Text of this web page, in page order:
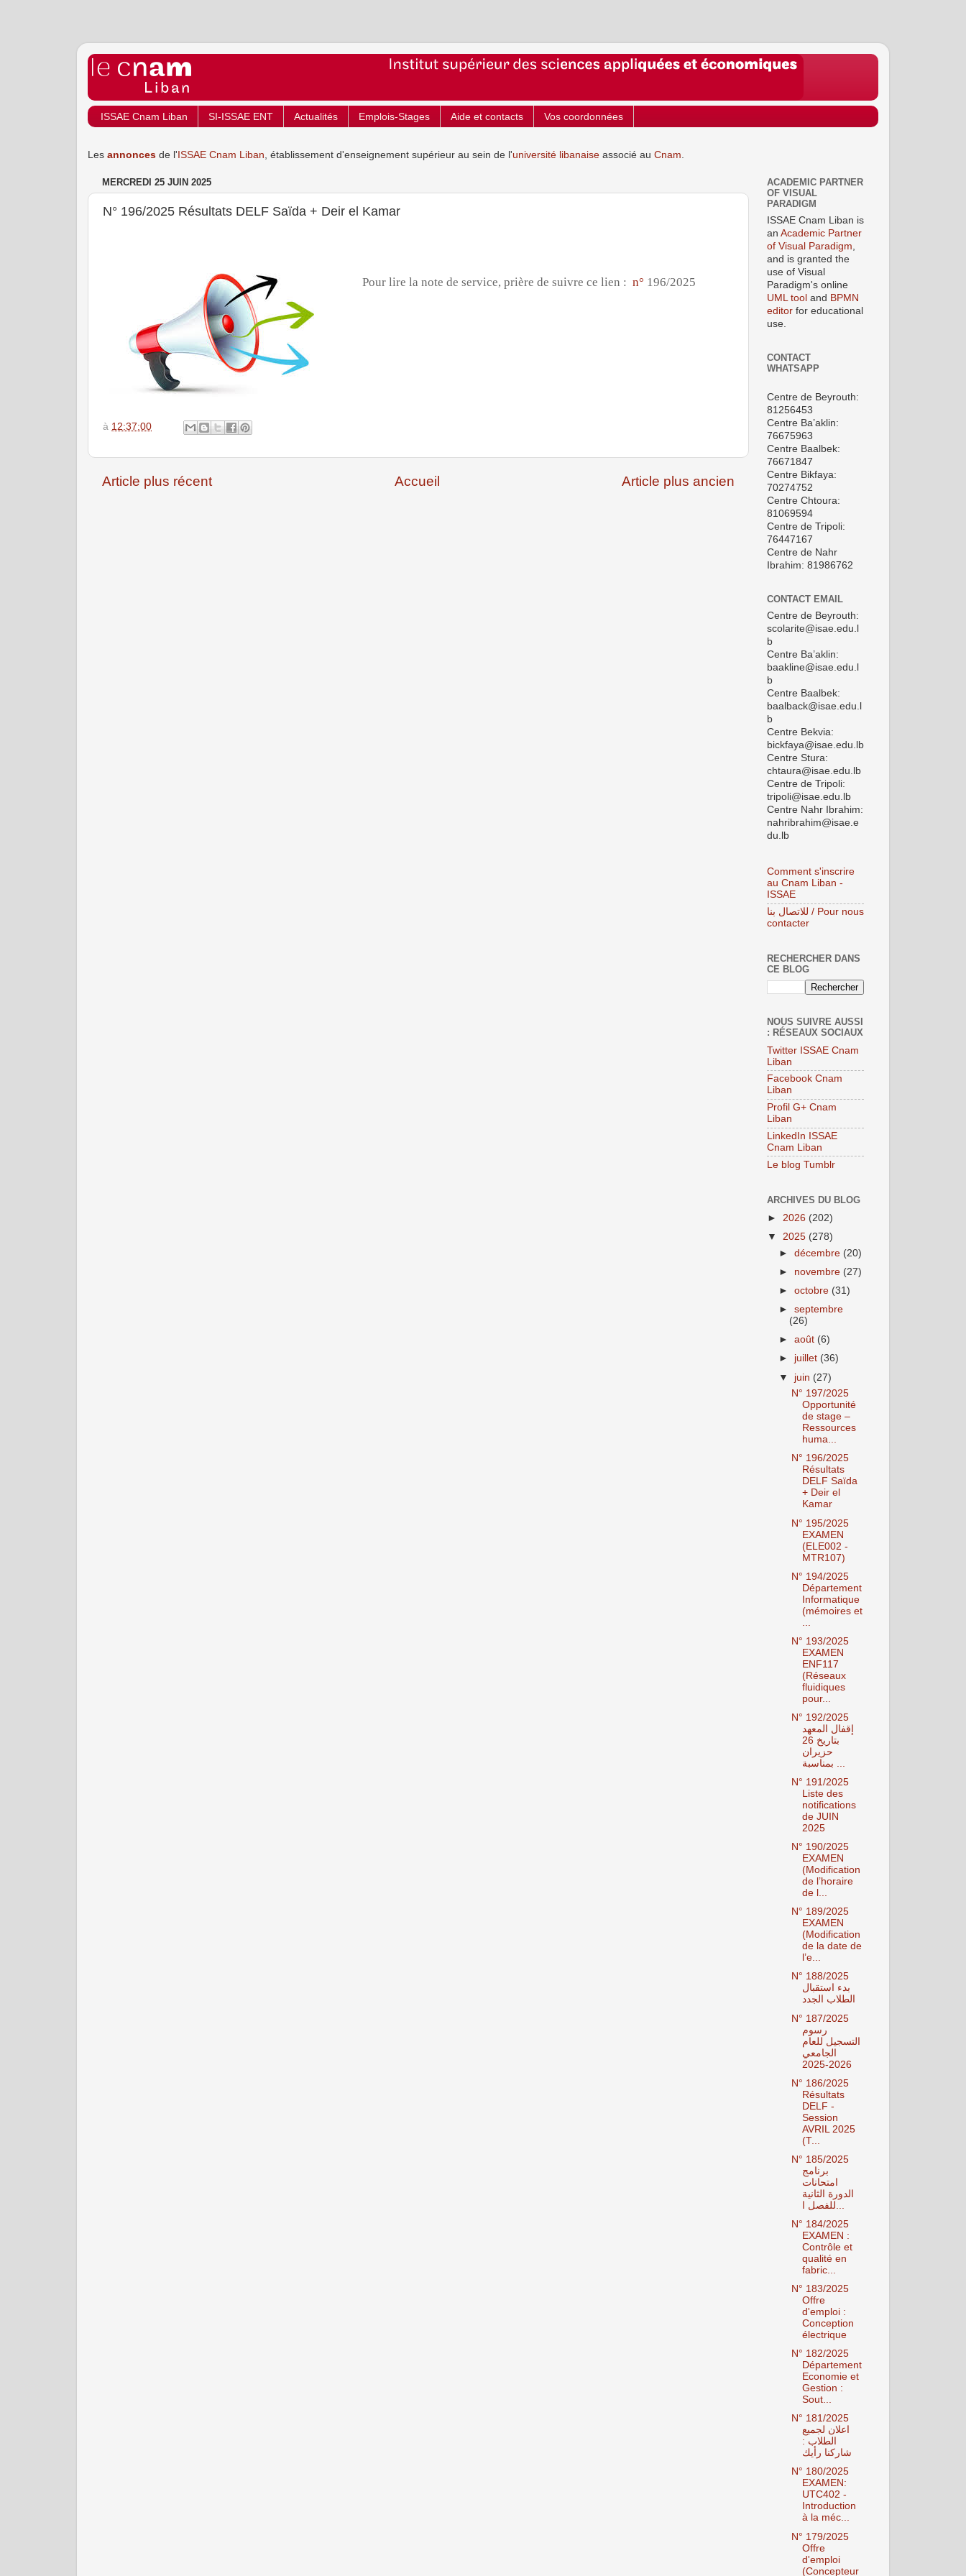
ISSAE Cnam Liban SI-ISSAE ENT Actualités Emplois-Stages Aide et contacts Vos coordonnées
Les annonces de l' ISSAE Cnam Liban , établissement d'enseignement supérieur au sein de l'université libanaise associé au Cnam
MERCREDI 25 JUIN 2025
N° 196/2025 Résultats DELF Saïda + Deir el Kamar
Pour lire la note de service, prière de suivre ce lien : n° 196/2025
à 12:37:00
Article plus récent Article plus ancien
Accueil
ACADEMIC PARTNER
OF VISUAL
PARADIGM
ISSAE Cnam Liban is
an Academic Partner
of Visual Paradigm
and is granted the
use of Visual
Paradigm's online
UML tool and BPMN
editor for educational
use.
CONTACT
WHATSAPP
Centre de Beyrouth:
81256453
Centre Ba’aklin:
76675963
Centre Baalbek:
76671847
Centre Bikfaya:
70274752
Centre Chtoura:
81069594
Centre de Tripoli:
76447167
Centre de Nahr
Ibrahim: 81986762
CONTACT EMAIL
Centre de Beyrouth:
scolarite@isae.edu.l
b
Centre Ba’aklin:
baakline@isae.edu.l
b
Centre Baalbek:
baalback@isae.edu.l
b
Centre Bekvia:
bickfaya@isae.edu.lb
Centre Stura:
chtaura@isae.edu.lb
Centre de Tripoli:
tripoli@isae.edu.lb
Centre Nahr Ibrahim:
nahribrahim@isae.e
du.lb
Comment s'inscrire
au Cnam Liban -
ISSAE
للاتصال بنا / Pour nous
contacter
RECHERCHER DANS
CE BLOG
NOUS SUIVRE AUSSI
: RÉSEAUX SOCIAUX
Twitter ISSAE Cnam
Liban
Facebook Cnam
Liban
Profil G+ Cnam
Liban
LinkedIn ISSAE
Cnam Liban
Le blog Tumblr
ARCHIVES DU BLOG
► 2026 (202)
▼ 2025 (278)
►décembre (20)
► novembre (27)
►octobre (31)
►septembre
(26)
►août (6)
► juillet (36)
▼ juin (27)
N° 197/2025
Opportunité
de stage –
Ressources
huma...
N° 196/2025
Résultats
DELF Saïda
+ Deir el
Kamar
N° 195/2025
EXAMEN
(ELE002 -
MTR107)
N° 194/2025
Département
Informatique
(mémoires et
N° 193/2025
EXAMEN
ENF117
(Réseaux
fluidiques
pour...
N° 192/2025
إقفال المعهد
بتاريخ 26
حزيران
N° 191/2025
Liste des
notifications
de JUIN
2025
N° 190/2025
EXAMEN
(Modification
de l’horaire
de l...
N° 189/2025
EXAMEN
(Modification
de la date de
l’e...
N° 188/2025
بدء استقبال
الطلاب الجدد
N° 187/2025
رسوم
التسجيل للعام
الجامعي
2026-2025
N° 186/2025
Résultats
DELF -
Session
AVRIL 2025
(T...
N° 185/2025
برنامج
امتحانات
الدورة الثانية
N° 184/2025
EXAMEN :
Contrôle et
qualité en
fabric...
N° 183/2025
Offre
d'emploi :
Conception
électrique
N° 182/2025
Département
Economie et
Gestion :
Sout...
N° 181/2025
اعلان لجميع
الطلاب :
شاركنا رأيك
N° 180/2025
EXAMEN:
UTC402 -
Introduction
à la méc...
N° 179/2025
Offre
d'emploi
(Concepteur